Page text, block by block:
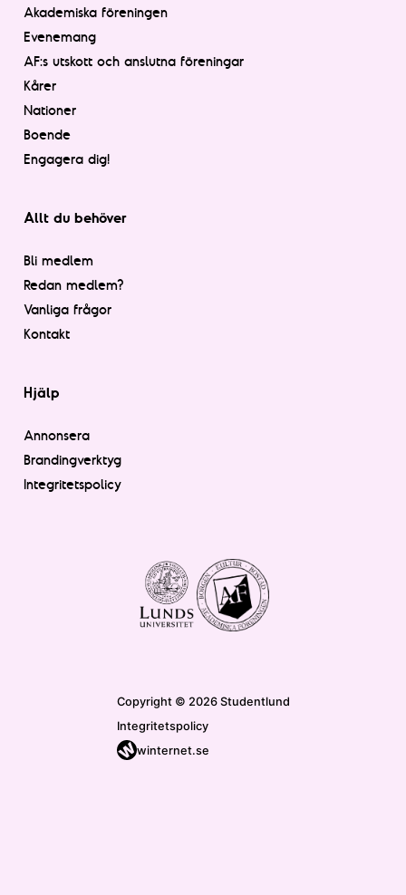
Akademiska föreningen
Evenemang
AF:s utskott och anslutna föreningar
Kårer
Nationer
Boende
Engagera dig!
Allt du behöver
Bli medlem
Redan medlem?
Vanliga frågor
Kontakt
Hjälp
Annonsera
Brandingverktyg
Integritetspolicy
Copyright © 2026 Studentlund
Integritetspolicy
winternet.se